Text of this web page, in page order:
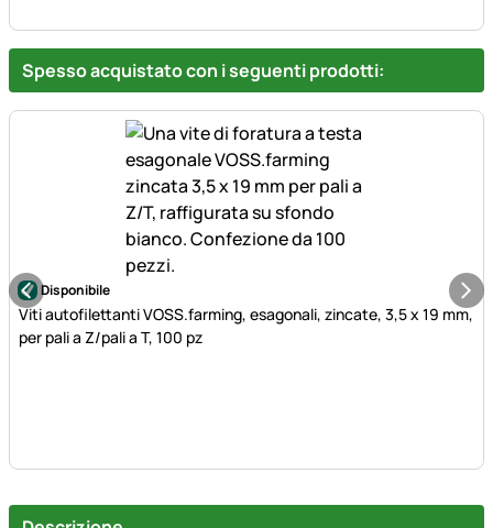
Spesso acquistato con i seguenti prodotti:
Disponibile
Viti autofilettanti VOSS.farming, esagonali, zincate, 3,5 x 19 mm,
per pali a Z/pali a T, 100 pz